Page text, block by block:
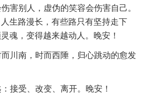
害别人，虚伪的笑容会伤害自己。
生路漫长，有些路只有坚持走下
魂，变得越来越动人。晚安！
川南，时而西陲，归心跳动的愈发
接受、改变、离开。晚安！